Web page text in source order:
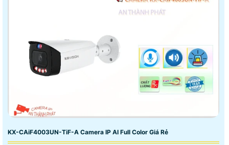
KX-CAiF4003UN-TiF-A Camera IP AI Full Color Giá Rẻ